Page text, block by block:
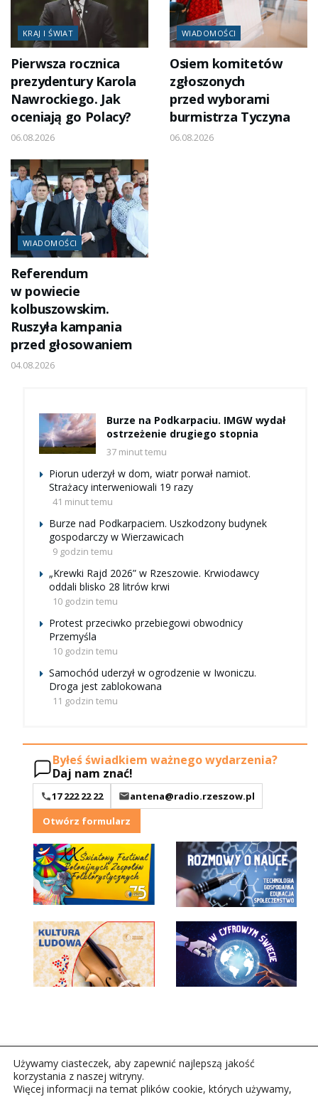
KRAJ I ŚWIAT
Pierwsza rocznica
prezydentury Karola
Nawrockiego. Jak
oceniają go Polacy?
06.08.2026
WIADOMOŚCI
Osiem komitetów
zgłoszonych
przed wyborami
burmistrza Tyczyna
06.08.2026
WIADOMOŚCI
Referendum
w powiecie
kolbuszowskim.
Ruszyła kampania
przed głosowaniem
04.08.2026
Burze na Podkarpaciu. IMGW wydał
ostrzeżenie drugiego stopnia
37 minut temu
Piorun uderzył w dom, wiatr porwał namiot.
Strażacy interweniowali 19 razy
41 minut temu
Burze nad Podkarpaciem. Uszkodzony budynek
gospodarczy w Wierzawicach
9 godzin temu
„Krewki Rajd 2026” w Rzeszowie. Krwiodawcy
oddali blisko 28 litrów krwi
10 godzin temu
Protest przeciwko przebiegowi obwodnicy
Przemyśla
10 godzin temu
Samochód uderzył w ogrodzenie w Iwoniczu.
Droga jest zablokowana
11 godzin temu
Byłeś świadkiem ważnego wydarzenia?
Daj nam znać!
17 222 22 22
antena@radio.rzeszow.pl
Otwórz formularz
Używamy ciasteczek, aby zapewnić najlepszą jakość
korzystania z naszej witryny.
Więcej informacji na temat plików cookie, których używamy,